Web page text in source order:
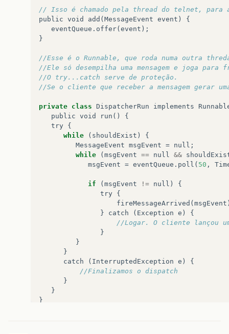
// Isso é chamado pela thread do telnet, para
public void add ( MessageEvent event )
{
eventQueue . offer( event );
}
//Esse é o Runnable, que roda numa outra
//Ele só desempilha uma mensagem e joga para
//O try...catch serve de proteção.
//Se o cliente que receber a mensagem gerar
private class DispatcherRun implements
public void run ()
{
try {
while
( shouldExist )
{
MessageEvent msgEvent = null ;
while
( msgEvent == null &&
msgEvent = eventQueue . poll ( 50 ,
if ( msgEvent != null )
{
try {
fireMessageArrived ( msgEvent
}
catch ( Exception e )
{
//Logar. O cliente lançou
}
}
}
catch
( InterruptedException e )
{
//Finalizamos o dispatch
}
}
}